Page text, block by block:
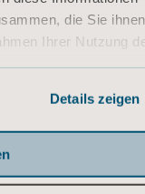
die Sie ihnen
Ihrer Nutzung
Details zeigen